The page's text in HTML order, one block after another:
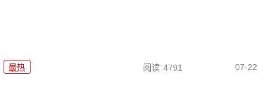
最热 阅读 4791 07-22